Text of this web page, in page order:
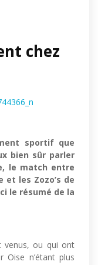
chez
sportif que
bien sûr parler
le match entre
et les Zozo’s de
le résumé de la
venus, ou qui ont
Oise n’étant plus